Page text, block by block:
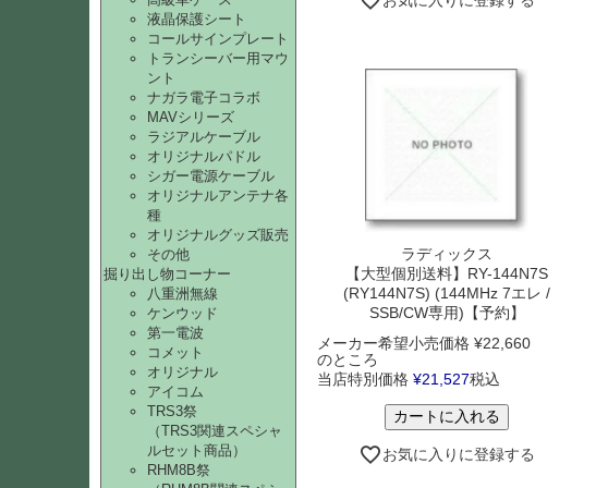
液晶保護シート
コールサインプレート
トランシーバー用マウ
ント
ナガラ電子コラボ
MAVシリーズ
ラジアルケーブル
オリジナルパドル
シガー電源ケーブル
オリジナルアンテナ各
種
オリジナルグッズ販売
その他
掘り出し物コーナー
八重洲無線
ケンウッド
第一電波
コメット
オリジナル
アイコム
TRS3祭
（TRS3関連スペシャ
ルセット商品）
RHM8B祭
ラディックス
【大型個別送料】RY-144N7S
(RY144N7S) (144MHz 7エレ /
SSB/CW専用)【予約】
メーカー希望小売価格 ¥22,660
のところ
当店特別価格 ¥21,527税込
カートに入れる
お気に入りに登録する